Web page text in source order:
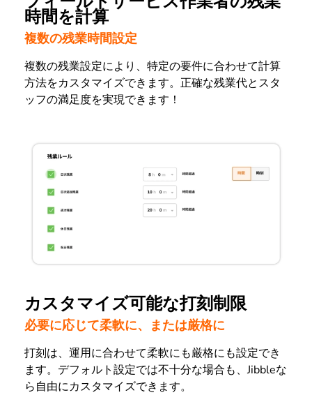
時間を計算
複数の残業時間設定
複数の残業設定により、特定の要件に合わせて計算
方法をカスタマイズできます。正確な残業代とスタ
ッフの満足度を実現できます！
カスタマイズ可能な打刻制限
必要に応じて柔軟に、または厳格に
打刻は、運用に合わせて柔軟にも厳格にも設定でき
ます。デフォルト設定では不十分な場合も、Jibbleな
ら自由にカスタマイズできます。